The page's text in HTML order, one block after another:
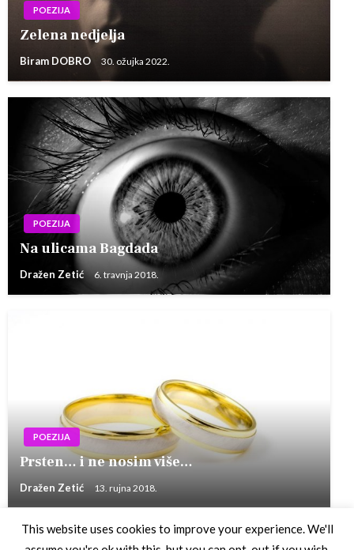
POEZIJA
Zelena nedjelja
Biram DOBRO 30. ožujka 2022.
POEZIJA
Na ulicama Bagdada
Dražen Zetić 6. travnja 2018.
POEZIJA
Prsten… i ne nosim više…
Dražen Zetić 13. rujna 2018.
This website uses cookies to improve your experience. We'll